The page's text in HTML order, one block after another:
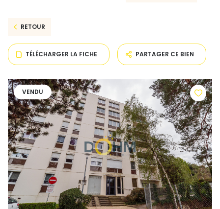
RETOUR
TÉLÉCHARGER LA FICHE PARTAGER CE BIEN
VENDU